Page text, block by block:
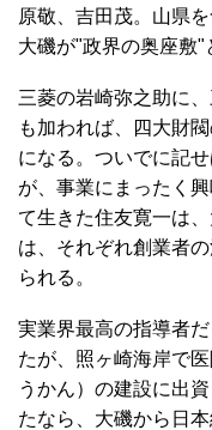
原敬、吉田茂。山県
大磯が"政界の奥座敷"
三菱の岩崎弥之助に
も加われば、四大財
になる。ついでに記
が、事業にまったく
て生きた住友寛一は
は、それぞれ創業者
られる。
実業界最高の指導者
たが、照ヶ崎海岸で
うかん）の建設に出
たなら、大磯から日